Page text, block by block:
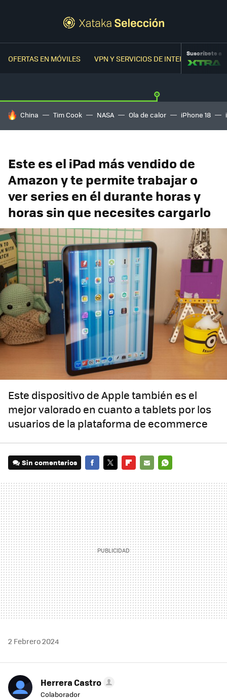
OFERTAS EN MÓVILES VPN Y SERVICIOS DE INTERNETSuscríbete a
HOY SE HABLA DE
China Tim Cook NASA Ola de calor iPhone 18
Este es el iPad más vendido de
Amazon y te permite trabajar o
ver series en él durante horas y
horas sin que necesites cargarlo
Este dispositivo de Apple también es el
mejor valorado en cuanto a tablets por los
usuarios de la plataforma de ecommerce
Sin comentarios
MAIL
2 Febrero 2024
Herrera Castro
Colaborador